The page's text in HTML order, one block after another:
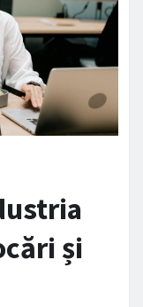
și